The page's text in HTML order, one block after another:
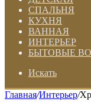
СПАЛЬНЯ
КУХНЯ
ВАННАЯ
ИНТЕРЬЕР
БЫТОВЫЕ
Искать
Главная/Интерьер/